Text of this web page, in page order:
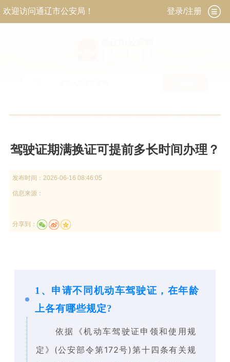
欢迎访问通辽市公安局！ 登录/注册
当前位置：首页>政务公开>政府信息公开>法
驾驶证期满换证可提前多长时间办理？
发布时间： 2026-06-16 08:46:05
信息来源：
分享到：
1、 申请不同机动车驾驶证，在年龄
上各有哪些规定?
依据《机动车驾驶证申领和使用规
定》(公安部令第172号)第十四条有关规